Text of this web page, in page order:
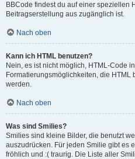
BBCode findest du auf einer speziellen
Beitragserstellung aus zugänglich ist.
Nach oben
Kann ich HTML benutzen?
Nein, es ist nicht möglich, HTML-Code
Formatierungsmöglichkeiten, die
werden.
Nach oben
Was sind Smilies?
Smilies sind kleine Bilder, die benutzt
auszudrücken. Für jeden Smilie gibt es
fröhlich und :( traurig. Die Liste aller